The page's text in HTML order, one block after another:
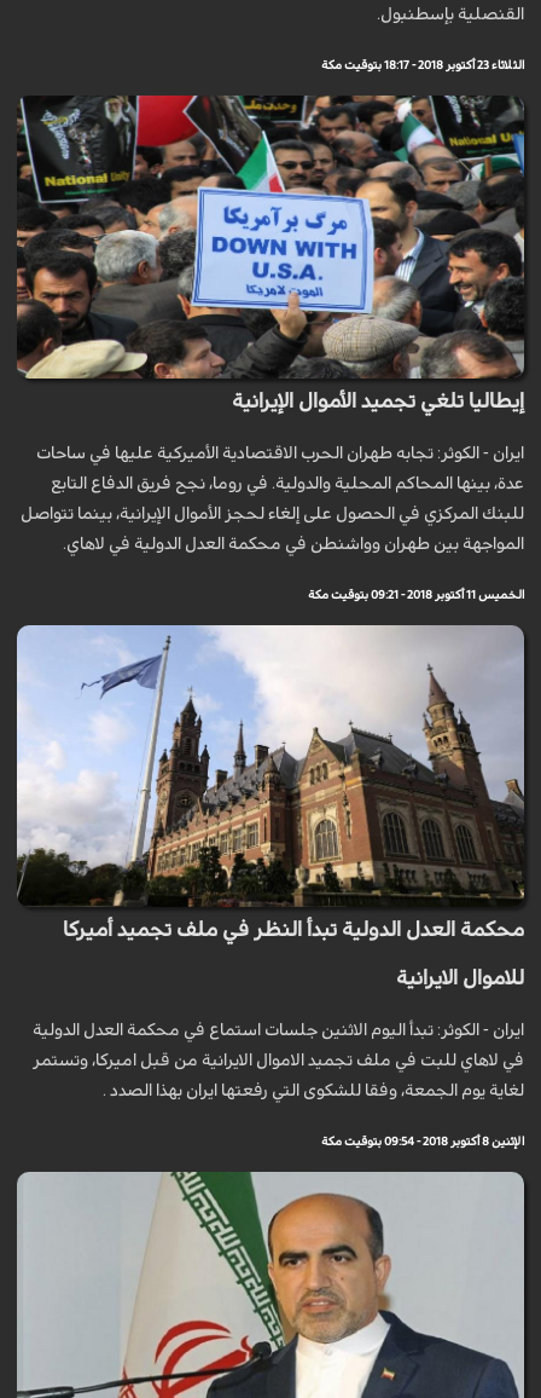
القنصلية بإسطنبول.
الثلاثاء 23 أكتوبر 2018 - 18:17 بتوقيت مكة
إيطاليا تلغي تجميد الأموال الإيرانية
ايران - الكوثر: تجابه طهران الحرب الاقتصادية الأميركية عليها في ساحات
عدة، بينها المحاكم المحلية والدولية. في روما، نجح فريق الدفاع التابع
للبنك المركزي في الحصول على إلغاء لحجز الأموال الإيرانية، بينما تتواصل
المواجهة بين طهران وواشنطن في محكمة العدل الدولية في لاهاي.
الخميس 11 أكتوبر 2018 - 09:21 بتوقيت مكة
محكمة العدل الدولية تبدأ النظر في ملف تجميد أميركا
للاموال الايرانية
ايران - الكوثر: تبدأ اليوم الاثنين جلسات استماع في محكمة العدل الدولية
في لاهاي للبت في ملف تجميد الاموال الايرانية من قبل اميركا، وتستمر
لغاية يوم الجمعة، وفقا للشكوى التي رفعتها ايران بهذا الصدد .
الإثنين 8 أكتوبر 2018 - 09:54 بتوقيت مكة